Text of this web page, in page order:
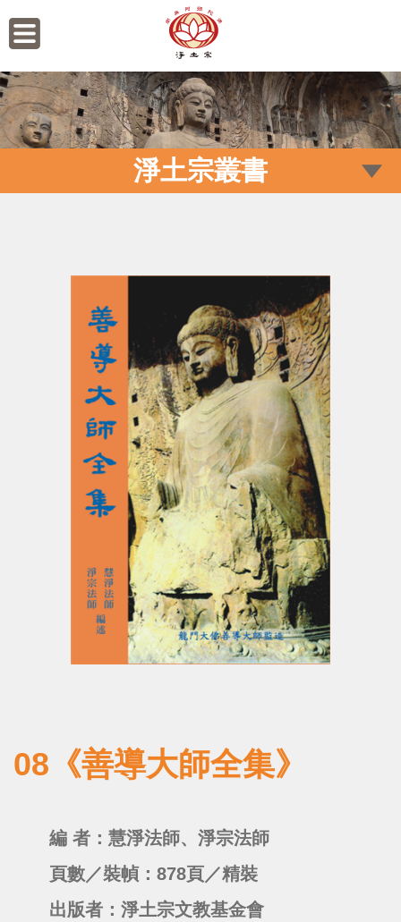
淨土宗叢書
08《善導大師全集》
編 者：慧淨法師、淨宗法師
頁數／裝幀：878頁／精裝
出版者：淨土宗文教基金會